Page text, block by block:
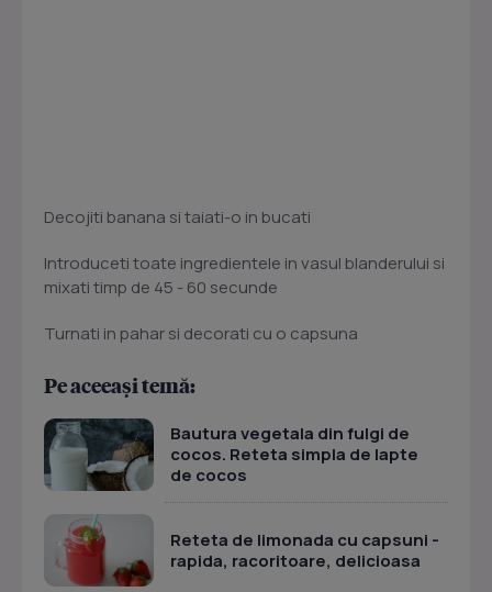
Decojiti banana si taiati-o in bucati
Introduceti toate ingredientele in vasul blanderului si
mixati timp de 45 - 60 secunde
Turnati in pahar si decorati cu o capsuna
Pe aceeași temă:
Bautura vegetala din fulgi de
cocos. Reteta simpla de lapte
de cocos
Reteta de limonada cu capsuni -
rapida, racoritoare, delicioasa